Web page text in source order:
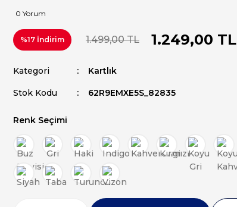
0 Yorum
%17 İndirim 1.499,00 TL 1.249,00 TL
Kategori Kartlık
Stok Kodu 62R9EMXE5S_82835
Renk Seçimi